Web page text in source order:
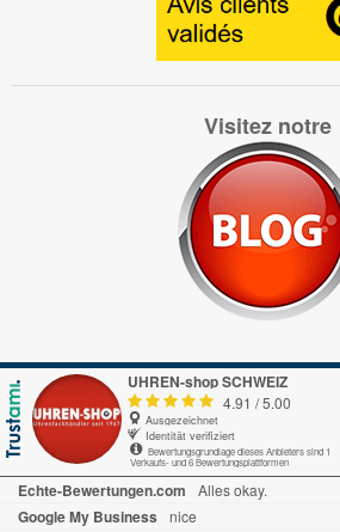
Visitez notre
UHREN-shop SCHWEIZ
4.91 /5.00
Ausgezeichnet
Identität verifiziert
Bewertungsgrundlage dieses Anbieters sind 1
Verkaufs- und 6 Bewertungsplattformen
Echte-Bewertungen.com Alles okay.
Google My Business nice